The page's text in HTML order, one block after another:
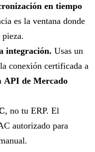
en tiempo
es la ventana donde
integración. Usas un
conexión certificada a
API de Mercado
, no tu ERP. El
autorizado para